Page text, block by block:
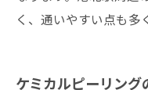
く、通いやすい点も多
ケミカルピーリン